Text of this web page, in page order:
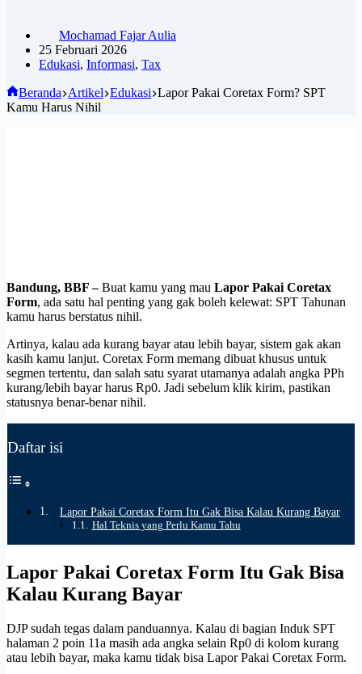
Mochamad Fajar Aulia
25 Februari 2026
Edukasi, Informasi, Tax
Beranda Artikel Edukasi Lapor Pakai Coretax Form? SPT
Kamu Harus Nihil
Bandung, BBF –Buat kamu yang mau Lapor Pakai Coretax
Form, ada satu hal penting yang gak boleh kelewat: SPT Tahunan
kamu harus berstatus nihil.
Artinya, kalau ada kurang bayar atau lebih bayar, sistem gak akan
kasih kamu lanjut. Coretax Form memang dibuat khusus untuk
segmen tertentu, dan salah satu syarat utamanya adalah angka PPh
kurang/lebih bayar harus Rp0. Jadi sebelum klik kirim, pastikan
statusnya benar-benar nihil.
Daftar isi
Lapor Pakai Coretax Form Itu Gak Bisa Kalau Kurang Bayar
Hal Teknis yang Perlu Kamu Tahu
Lapor Pakai Coretax Form Itu Gak Bisa
Kalau Kurang Bayar
DJP sudah tegas dalam panduannya. Kalau di bagian Induk SPT
halaman 2 poin 11a masih ada angka selain Rp0 di kolom kurang
atau lebih bayar, maka kamu tidak bisa Lapor Pakai Coretax Form.